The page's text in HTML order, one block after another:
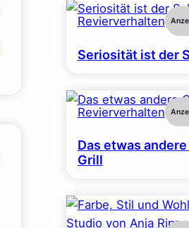
Revierverhalten
Seriosität ist der
Revierverhalten
Das etwas
Grill